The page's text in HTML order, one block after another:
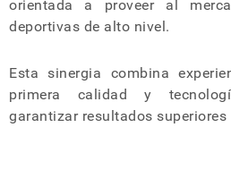
orientada a proveer al
deportivas de alto nivel.
Esta sinergia combina
primera calidad y
garantizar resultados